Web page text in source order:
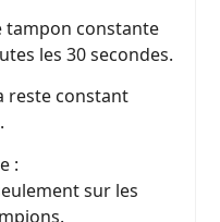
tampon constante
les 30 secondes.
reste constant
:
sur les